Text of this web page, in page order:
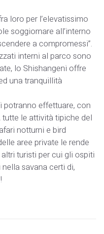
loro per l’elevatissimo
soggiornare all’interno
a compromessi”.
interni al parco sono
lo Shishangeni offre
una tranquillità
potranno effettuare, con
le attività tipiche del
notturni e bird
aree private le rende
turisti per cui gli ospiti
savana certi di,